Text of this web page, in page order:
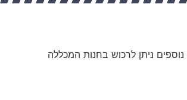
ניתן לרכוש בחנות המכללה